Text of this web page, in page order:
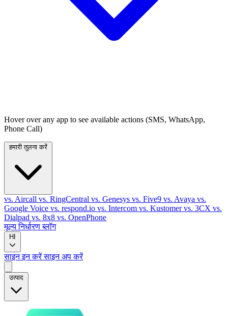
Hover over any app to see available actions (SMS, WhatsApp,
Phone Call)
vs. Aircall vs. RingCentral vs. Genesys vs. Five9 vs. Avaya vs.
Google Voice vs. respond.io vs. Intercom vs. Kustomervs. 3CX vs.
Dialpad vs. 8x8 vs. OpenPhone
मूल्य निर्धारणब्लॉग
HI
साइन इन करेंसाइन अप करें
उत्पाद